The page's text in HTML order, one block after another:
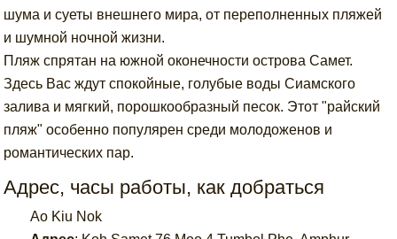
шума и суеты внешнего мира, от переполненных пляжей
и шумной ночной жизни.
Пляж спрятан на южной оконечности острова Самет.
Здесь Вас ждут спокойные, голубые воды Сиамского
залива и мягкий, порошкообразный песок. Этот "райский
пляж" особенно популярен среди молодоженов и
романтических пар.
Адрес, часы работы, как добраться
Ao Kiu Nok